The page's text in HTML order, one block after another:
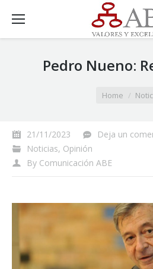
Pedro Nueno:
Home
21/11/2023
Deja un
Noticias, Opinión
By Comunicación ABE